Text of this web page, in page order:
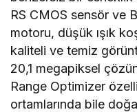
RS CMOS sensör ve
motoru, düşük ışık
kaliteli ve temiz
20,1 megapiksel
Range Optimizer
ortamlarında bile